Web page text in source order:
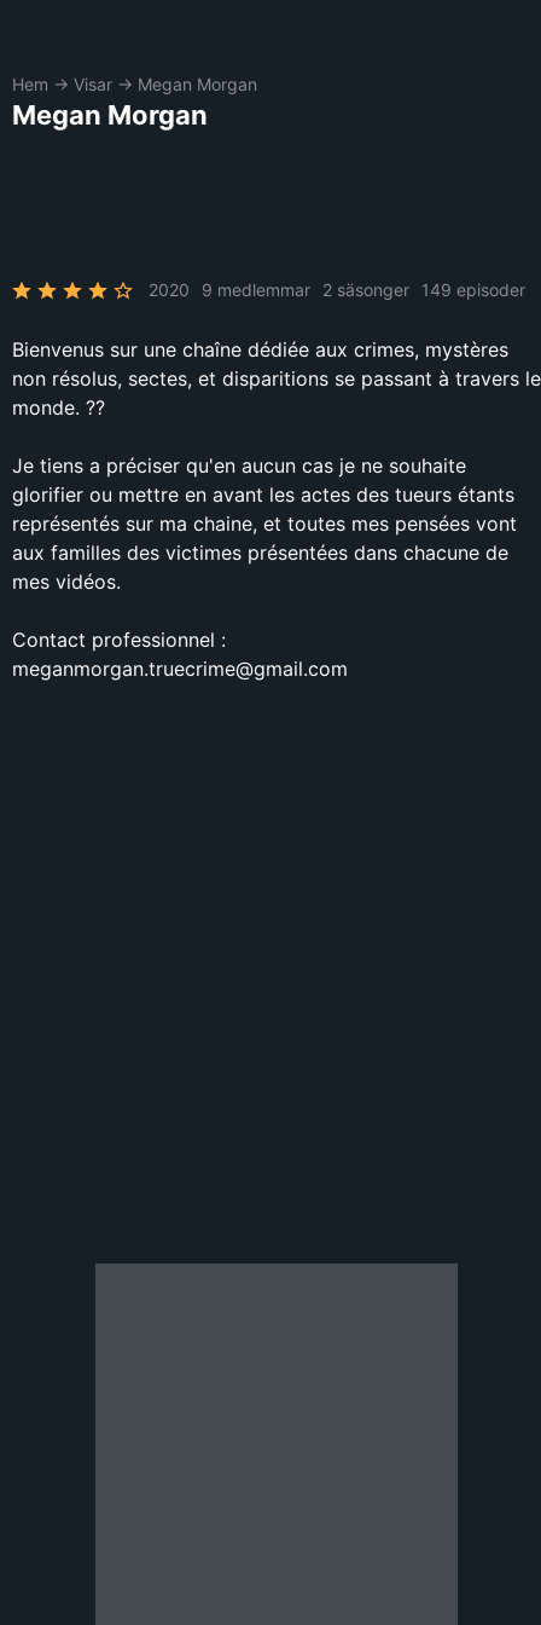
Hem → Visar → Megan Morgan
Megan Morgan
2020 9 medlemmar 2 säsonger 149 episoder
Bienvenus sur une chaîne dédiée aux crimes, mystères
non résolus, sectes, et disparitions se passant à travers le
monde. ??
Je tiens a préciser qu'en aucun cas je ne souhaite
glorifier ou mettre en avant les actes des tueurs étants
représentés sur ma chaine, et toutes mes pensées vont
aux familles des victimes présentées dans chacune de
mes vidéos.
Contact professionnel :
meganmorgan.truecrime@gmail.com